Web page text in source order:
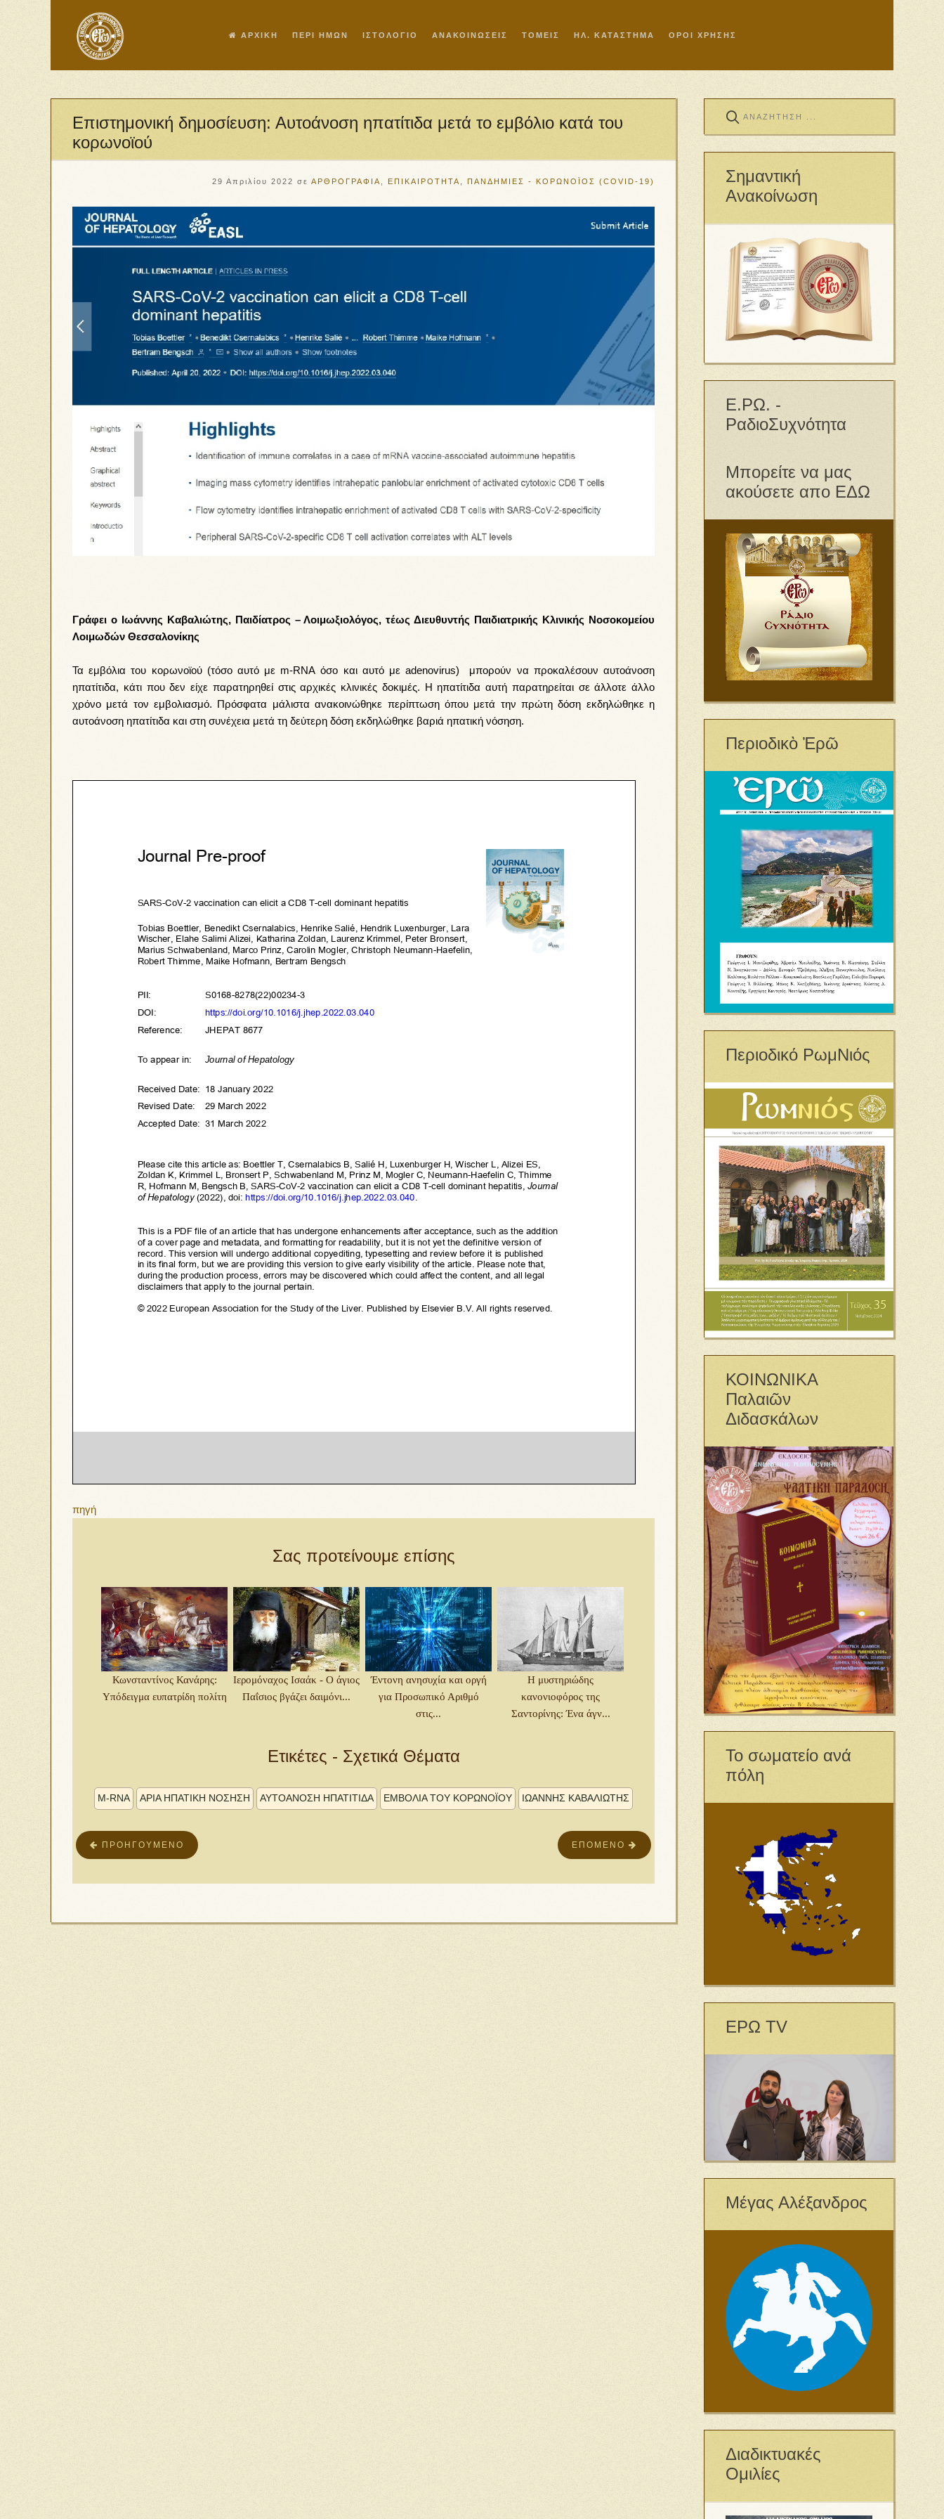
ΑΡΧΙΚΗ ΠΕΡΙ ΗΜΩΝ ΙΣΤΟΛΟΓΙΟ ΑΝΑΚΟΙΝΩΣΕΙΣ ΤΟΜΕΙΣ ΗΛ. ΚΑΤΑΣΤΗΜΑ ΟΡΟΙ ΧΡΗΣΗΣ
Eπιστημονική δημοσίευση: Αυτοάνοση ηπατίτιδα μετά το εμβόλιο κατά του
κορωνοϊού
29 Απριλίου 2022 σε ΑΡΘΡΟΓΡΑΦΙΑ ΕΠΙΚΑΙΡΟΤΗΤΑ ΠΑΝΔΗΜΙΕΣ - ΚΟΡΩΝΟΪΟΣ (COVID-19)
Γράφει ο Ιωάννης Καβαλιώτης, Παιδίατρος – Λοιμωξιολόγος, τέως Διευθυντής Παιδιατρικής Κλινικής Νοσοκομείου
Λοιμωδών Θεσσαλονίκης
Τα εμβόλια του κορωνοϊού (τόσο αυτό με m-RNA όσο και αυτό μεadenovirus) μπορούν να προκαλέσουν αυτοάνοση
ηπατίτιδα, κάτι που δεν είχε παρατηρηθεί στις αρχικές κλινικές δοκιμές. Η ηπατίτιδα αυτή παρατηρείται σε άλλοτε άλλο
χρόνο μετά τον εμβολιασμό. Πρόσφατα μάλιστα ανακοινώθηκε περίπτωση όπου μετά την πρώτη δόση εκδηλώθηκε η
αυτοάνοση ηπατίτιδα και στη συνέχεια μετά τη δεύτερη δόση εκδηλώθηκε βαριά ηπατική νόσηση.
πηγή
Σας προτείνουμε επίσης
Κωνσταντίνος Κανάρης:
Υπόδειγμα ευπατρίδη πολίτη
Ιερομόναχος Ισαάκ - Ο άγιος
Παΐσιος βγάζει δαιμόνι...
Έντονη ανησυχία και οργή
για Προσωπικό Αριθμό
στις...
Η μυστηριώδης
κανονιοφόρος της
Σαντορίνης: Ένα άγν...
Ετικέτες - Σχετικά Θέματα
M-RNA ΑΡΙΆ ΗΠΑΤΙΚΉ ΝΌΣΗΣΗ ΑΥΤΟΆΝΟΣΗ ΗΠΑΤΊΤΙΔΑ ΕΜΒΌΛΙΑ ΤΟΥ ΚΟΡΩΝΟΪΟΎ ΙΩΆΝΝΗΣ ΚΑΒΑΛΙΏΤΗΣ
ΕΠΌΜΕΝΟ
ΠΡΟΗΓΟΎΜΕΝΟ
Σημαντική
Ανακοίνωση
Ε.ΡΩ. -
ΡαδιοΣυχνότητα
Μπορείτε να μας
ακούσετε απο ΕΔΩ
Περιοδικὸ Ἐρῶ
Περιοδικό ΡωμΝιός
ΚΟΙΝΩΝΙΚΑ
Παλαιῶν
Διδασκάλων
Το σωματείο ανά
πόλη
ΕΡΩ TV
Μέγας Αλέξανδρος
Διαδικτυακές
Ομιλίες